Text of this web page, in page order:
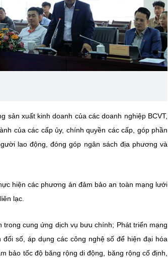
sản xuất kinh doanh của các doanh nghiệp BCVT,
của các cấp ủy, chính quyền các cấp, góp phần
lao động, đóng góp ngân sách địa phương và
hiện các phương án đảm bảo an toàn mạng lưới
lạc.
cung ứng dịch vụ bưu chính; Phát triển mạng
số, áp dụng các công nghệ số để hiện đại hóa
bảo tốc độ băng rộng di động, băng rộng cố định,